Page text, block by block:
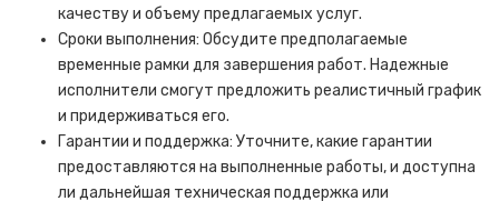
качеству и объему предлагаемых услуг.
Сроки выполнения: Обсудите предполагаемые
временные рамки для завершения работ. Надежные
исполнители смогут предложить реалистичный график
и придерживаться его.
Гарантии и поддержка: Уточните, какие гарантии
предоставляются на выполненные работы, и доступна
ли дальнейшая техническая поддержка или